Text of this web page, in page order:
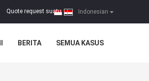
Indonesian
Quote request suatu |
BERITA SEMUA KASUS